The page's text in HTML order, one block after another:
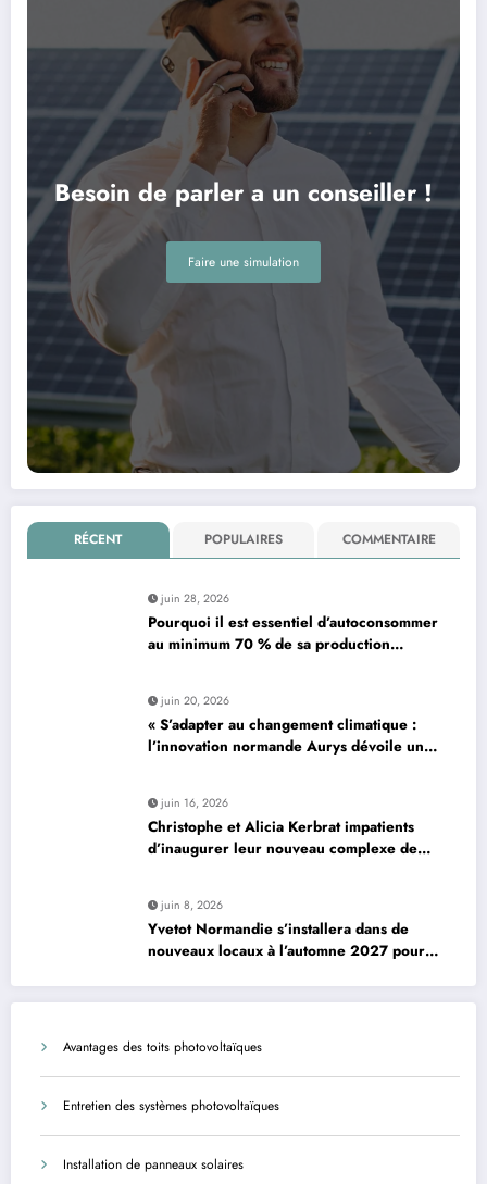
Besoin de parler a un conseiller !
Faire une simulation
RÉCENT POPULAIRES COMMENTAIRE
juin 28, 2026
Pourquoi il est essentiel d’autoconsommer
au minimum 70 % de sa production
juin 20, 2026
« S’adapter au changement climatique :
l’innovation normande Aurys dévoile un
juin 16, 2026
Christophe et Alicia Kerbrat impatients
d’inaugurer leur nouveau complexe de
juin 8, 2026
Yvetot Normandie s’installera dans de
nouveaux locaux à l’automne 2027 pour
Avantages des toits photovoltaïques
Entretien des systèmes photovoltaïques
Installation de panneaux solaires